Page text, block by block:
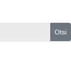
Otsi